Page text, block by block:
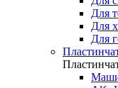
Для
Для
Для